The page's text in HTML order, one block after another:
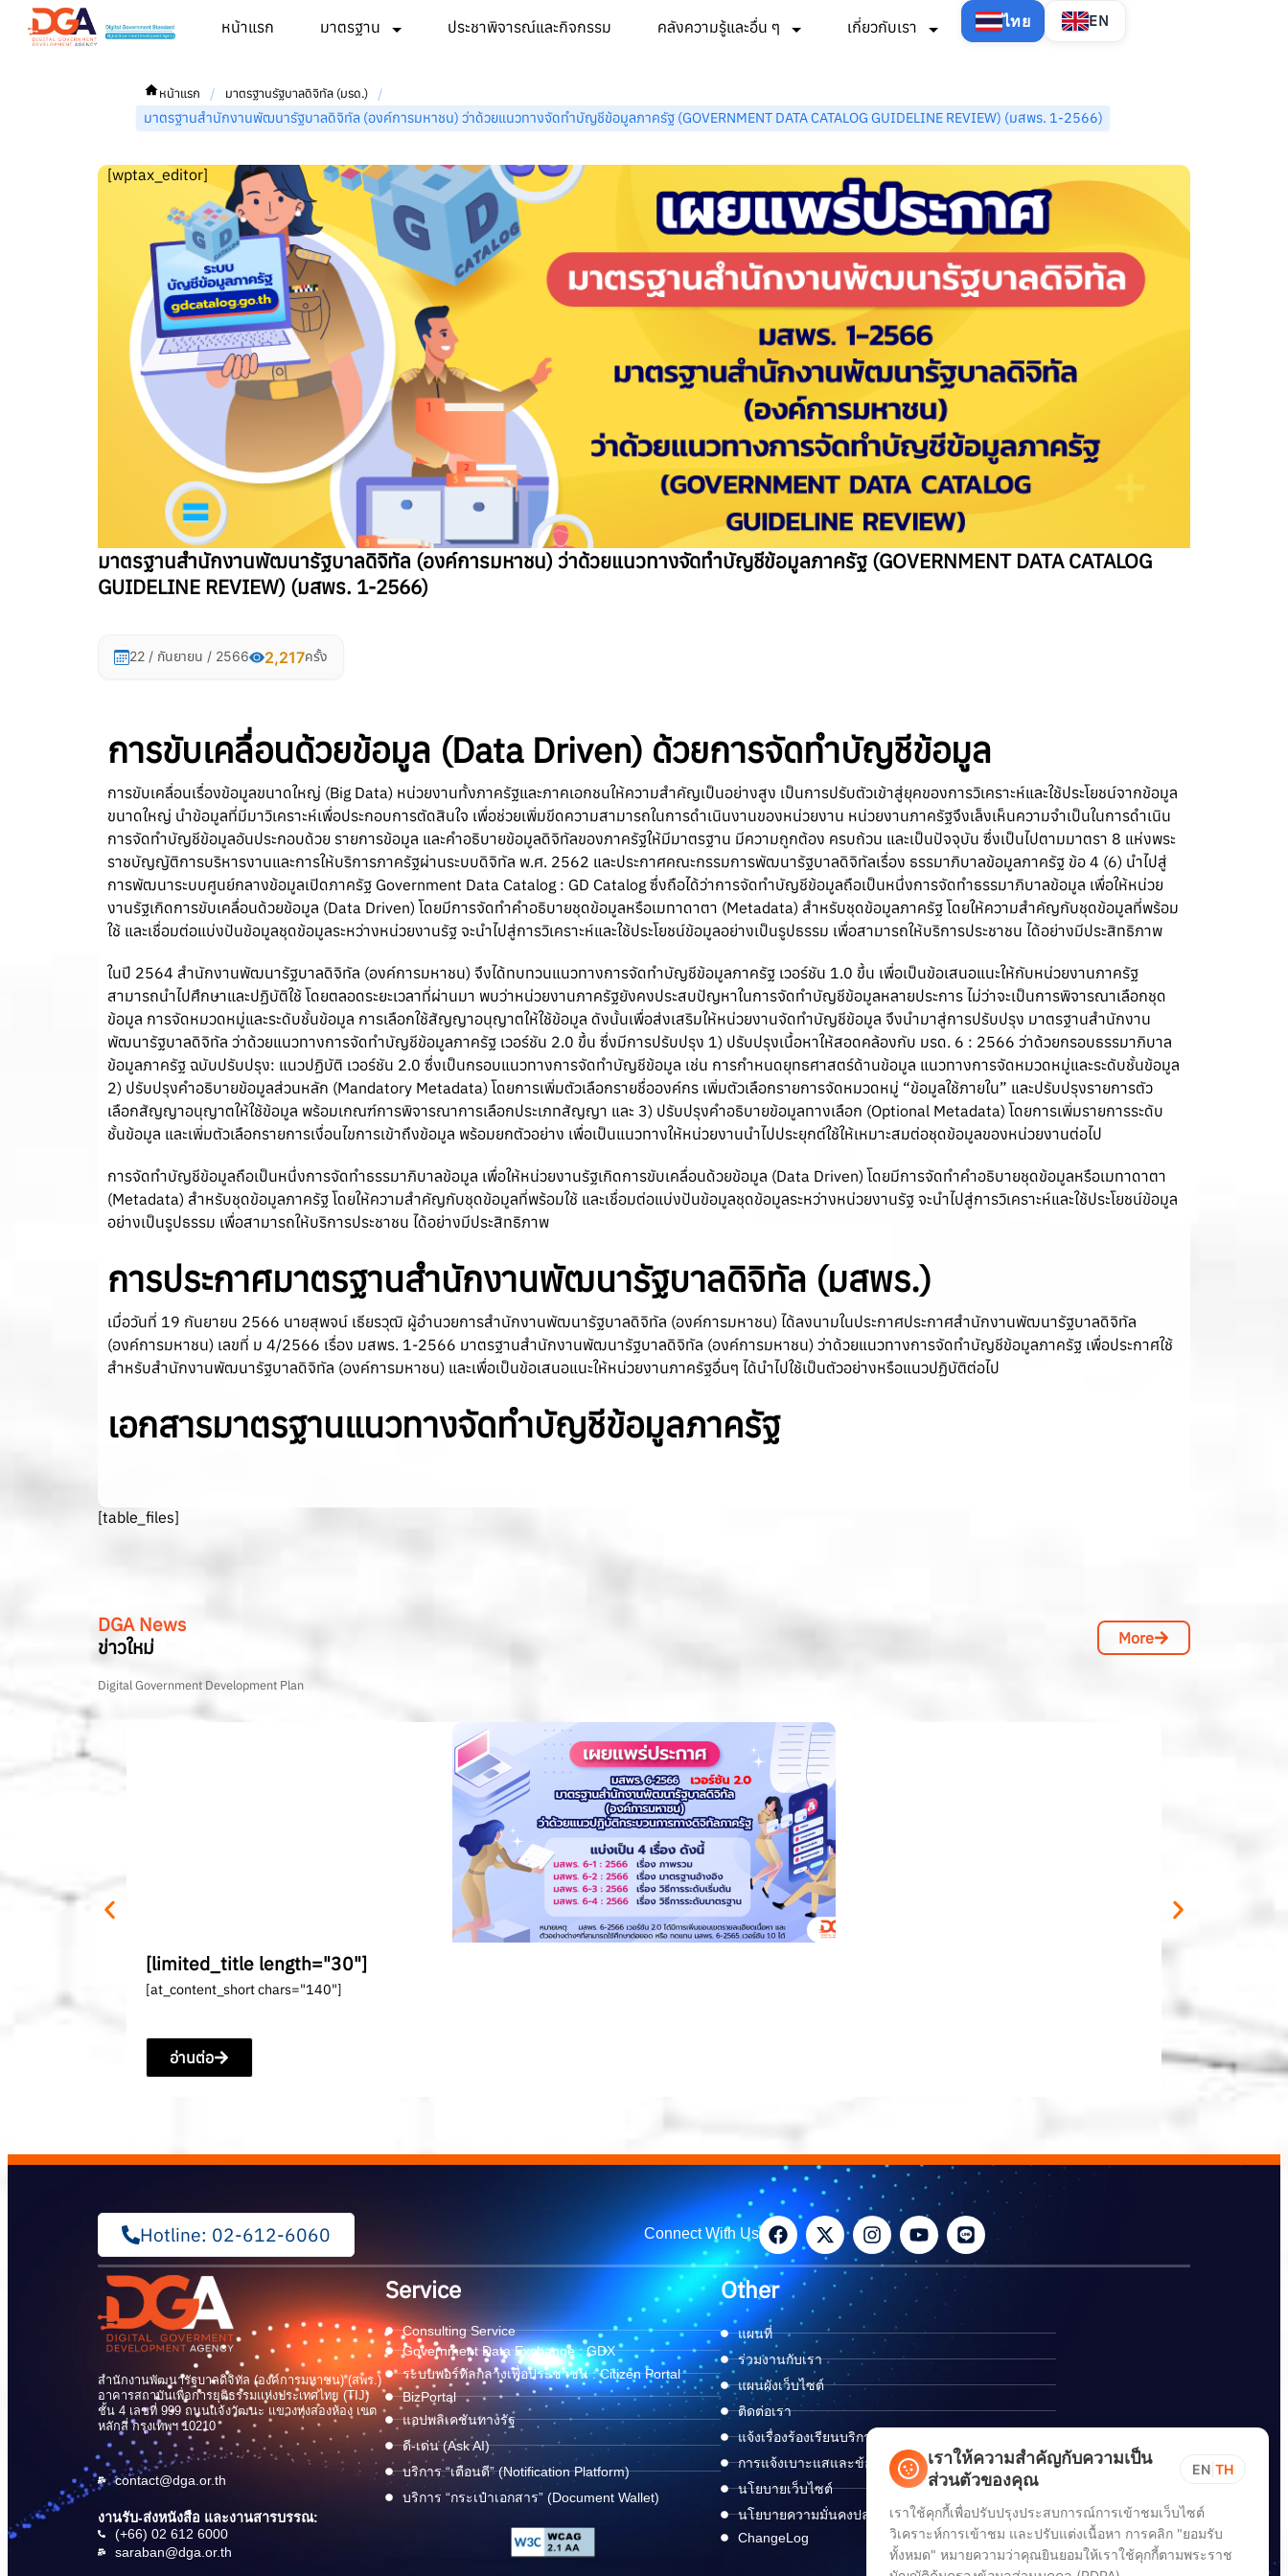
หน้าแรก มาตรฐาน ประชาพิจารณ์และกิจกรรม คลังความรู้และอื่น ๆ เกี่ยวกับเรา ไทย EN
หน้าแรก / มาตรฐานรัฐบาลดิจิทัล (มรด.)
/
มาตรฐานสำนักงานพัฒนารัฐบาลดิจิทัล (องค์การมหาชน) ว่าด้วยแนวทางจัดทำบัญชีข้อมูลภาครัฐ (GOVERNMENT DATA CATALOG GUIDELINE REVIEW) (มสพร. 1-2566)
[wptax_editor]
มาตรฐานสำนักงานพัฒนารัฐบาลดิจิทัล (องค์การมหาชน) ว่าด้วยแนวทางจัดทำบัญชีข้อมูลภาครัฐ (GOVERNMENT DATA CATALOG
GUIDELINE REVIEW) (มสพร. 1-2566)
22 / กันยายน / 2566 2,217ครั้ง
การขับเคลื่อนด้วยข้อมูล (Data Driven) ด้วยการจัดทำบัญชีข้อมูล
การขับเคลื่อนเรื่องข้อมูลขนาดใหญ่ (Big Data) หน่วยงานทั้งภาครัฐและภาคเอกชนให้ความสำคัญเป็นอย่างสูง เป็นการปรับตัวเข้าสู่ยุคของการวิเคราะห์และใช้ประโยชน์จากข้อมูล
ขนาดใหญ่ นำข้อมูลที่มีมาวิเคราะห์เพื่อประกอบการตัดสินใจ เพื่อช่วยเพิ่มขีดความสามารถในการดำเนินงานของหน่วยงาน หน่วยงานภาครัฐจึงเล็งเห็นความจำเป็นในการดำเนิน
การจัดทำบัญชีข้อมูลอันประกอบด้วย รายการข้อมูล และคำอธิบายข้อมูลดิจิทัลของภาครัฐให้มีมาตรฐาน มีความถูกต้อง ครบถ้วน และเป็นปัจจุบัน ซึ่งเป็นไปตามมาตรา 8 แห่งพระ
ราชบัญญัติการบริหารงานและการให้บริการภาครัฐผ่านระบบดิจิทัล พ.ศ. 2562 และประกาศคณะกรรมการพัฒนารัฐบาลดิจิทัลเรื่อง ธรรมาภิบาลข้อมูลภาครัฐ ข้อ 4 (6) นำไปสู่
การพัฒนาระบบศูนย์กลางข้อมูลเปิดภาครัฐ Government Data Catalog : GD Catalog ซึ่งถือได้ว่าการจัดทำบัญชีข้อมูลถือเป็นหนึ่งการจัดทำธรรมาภิบาลข้อมูล เพื่อให้หน่วย
งานรัฐเกิดการขับเคลื่อนด้วยข้อมูล (Data Driven) โดยมีการจัดทำคำอธิบายชุดข้อมูลหรือเมทาดาตา (Metadata) สำหรับชุดข้อมูลภาครัฐ โดยให้ความสำคัญกับชุดข้อมูลที่พร้อม
ใช้ และเชื่อมต่อแบ่งปันข้อมูลชุดข้อมูลระหว่างหน่วยงานรัฐ จะนำไปสู่การวิเคราะห์และใช้ประโยชน์ข้อมูลอย่างเป็นรูปธรรม เพื่อสามารถให้บริการประชาชน ได้อย่างมีประสิทธิภาพ
ในปี 2564 สำนักงานพัฒนารัฐบาลดิจิทัล (องค์การมหาชน) จึงได้ทบทวนแนวทางการจัดทำบัญชีข้อมูลภาครัฐ เวอร์ชัน 1.0 ขึ้น เพื่อเป็นข้อเสนอแนะให้กับหน่วยงานภาครัฐ
สามารถนำไปศึกษาและปฏิบัติใช้ โดยตลอดระยะเวลาที่ผ่านมา พบว่าหน่วยงานภาครัฐยังคงประสบปัญหาในการจัดทำบัญชีข้อมูลหลายประการ ไม่ว่าจะเป็นการพิจารณาเลือกชุด
ข้อมูล การจัดหมวดหมู่และระดับชั้นข้อมูล การเลือกใช้สัญญาอนุญาตให้ใช้ข้อมูล ดังนั้นเพื่อส่งเสริมให้หน่วยงานจัดทำบัญชีข้อมูล จึงนำมาสู่การปรับปรุง มาตรฐานสำนักงาน
พัฒนารัฐบาลดิจิทัล ว่าด้วยแนวทางการจัดทำบัญชีข้อมูลภาครัฐ เวอร์ชัน 2.0 ขึ้น ซึ่งมีการปรับปรุง 1) ปรับปรุงเนื้อหาให้สอดคล้องกับ มรด. 6 : 2566 ว่าด้วยกรอบธรรมาภิบาล
ข้อมูลภาครัฐ ฉบับปรับปรุง: แนวปฏิบัติ เวอร์ชัน 2.0 ซึ่งเป็นกรอบแนวทางการจัดทำบัญชีข้อมูล เช่น การกำหนดยุทธศาสตร์ด้านข้อมูล แนวทางการจัดหมวดหมู่และระดับชั้นข้อมูล
2) ปรับปรุงคำอธิบายข้อมูลส่วนหลัก (Mandatory Metadata) โดยการเพิ่มตัวเลือกรายชื่อองค์กร เพิ่มตัวเลือกรายการจัดหมวดหมู่ “ข้อมูลใช้ภายใน” และปรับปรุงรายการตัว
เลือกสัญญาอนุญาตให้ใช้ข้อมูล พร้อมเกณฑ์การพิจารณาการเลือกประเภทสัญญา และ 3) ปรับปรุงคำอธิบายข้อมูลทางเลือก (Optional Metadata) โดยการเพิ่มรายการระดับ
ชั้นข้อมูล และเพิ่มตัวเลือกรายการเงื่อนไขการเข้าถึงข้อมูล พร้อมยกตัวอย่าง เพื่อเป็นแนวทางให้หน่วยงานนำไปประยุกต์ใช้ให้เหมาะสมต่อชุดข้อมูลของหน่วยงานต่อไป
การจัดทำบัญชีข้อมูลถือเป็นหนึ่งการจัดทำธรรมาภิบาลข้อมูล เพื่อให้หน่วยงานรัฐเกิดการขับเคลื่อนด้วยข้อมูล (Data Driven) โดยมีการจัดทำคำอธิบายชุดข้อมูลหรือเมทาดาตา
(Metadata) สำหรับชุดข้อมูลภาครัฐ โดยให้ความสำคัญกับชุดข้อมูลที่พร้อมใช้ และเชื่อมต่อแบ่งปันข้อมูลชุดข้อมูลระหว่างหน่วยงานรัฐ จะนำไปสู่การวิเคราะห์และใช้ประโยชน์ข้อมูล
อย่างเป็นรูปธรรม เพื่อสามารถให้บริการประชาชน ได้อย่างมีประสิทธิภาพ
การประกาศมาตรฐานสำนักงานพัฒนารัฐบาลดิจิทัล (มสพร.)
เมื่อวันที่ 19 กันยายน 2566 นายสุพจน์ เธียรวุฒิ ผู้อำนวยการสำนักงานพัฒนารัฐบาลดิจิทัล (องค์การมหาชน) ได้ลงนามในประกาศประกาศสำนักงานพัฒนารัฐบาลดิจิทัล
(องค์การมหาชน) เลขที่ ม 4/2566 เรื่อง มสพร. 1-2566 มาตรฐานสำนักงานพัฒนารัฐบาลดิจิทัล (องค์การมหาชน) ว่าด้วยแนวทางการจัดทำบัญชีข้อมูลภาครัฐ เพื่อประกาศใช้
สำหรับสำนักงานพัฒนารัฐบาลดิจิทัล (องค์การมหาชน) และเพื่อเป็นข้อเสนอแนะให้หน่วยงานภาครัฐอื่นๆ ได้นำไปใช้เป็นตัวอย่างหรือแนวปฏิบัติต่อไป
เอกสารมาตรฐานแนวทางจัดทำบัญชีข้อมูลภาครัฐ
[table_files]
DGA News
ข่าวใหม่
More
Digital Government Development Plan
[limited_title length="30"]
[at_content_short chars="140"]
อ่านต่อ อ่านต่อ
Hotline: 02-612-6060 Connect With Us
สำนักงานพัฒนารัฐบาลดิจิทัล (องค์การมหาชน) (สพร.)
อาคารสถาบันเพื่อการยุติธรรมแห่งประเทศไทย (TIJ)
ชั้น 4 เลขที่ 999 ถนนแจ้งวัฒนะ แขวงทุ่งสองห้อง เขต
หลักสี่ กรุงเทพฯ 10210
contact@dga.or.th
งานรับ-ส่งหนังสือ และงานสารบรรณ:
(+66) 02 612 6000
saraban@dga.or.th
Service
Consulting Service
Government Data Exchange : GDX
ระบบพอร์ทัลกลางเพื่อประชาชน : Citizen Portal
BizPortal
แอปพลิเคชันทางรัฐ
ดี-เด่น (Ask AI)
บริการ “เตือนดี” (Notification Platform)
บริการ “กระเป๋าเอกสาร” (Document Wallet)
Other
แผนที่
ร่วมงานกับเรา
แผนผังเว็บไซต์
ติดต่อเรา
แจ้งเรื่องร้องเรียนบริการ
การแจ้งเบาะแสและข้อร้องเรียนการทุจริต
นโยบายเว็บไซต์
นโยบายความมั่นคงปลอดภัยสารสนเทศทางไซเบอร์
ChangeLog
เราให้ความสำคัญกับความเป็น
ส่วนตัวของคุณ
EN TH
เราใช้คุกกี้เพื่อปรับปรุงประสบการณ์การเข้าชมเว็บไซต์
วิเคราะห์การเข้าชม และปรับแต่งเนื้อหา การคลิก "ยอมรับ
ทั้งหมด" หมายความว่าคุณยินยอมให้เราใช้คุกกี้ตามพระราช